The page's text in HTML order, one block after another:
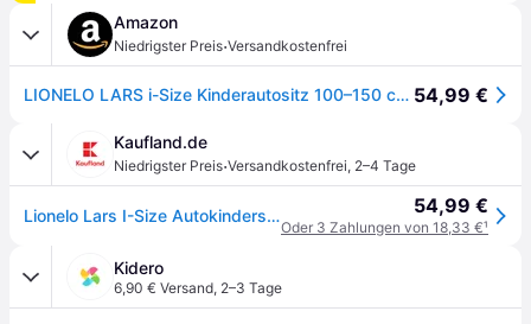
Amazon
Niedrigster Preis·Versandkostenfrei
LIONELO LARS i-Size Kinderautositz 100–150 cm, Gruppe 2 3 54,99 €
Kaufland.de
Niedrigster Preis·Versandkostenfrei, 2–4 Tage
Lionelo Lars I-Size Autokindersitz ab 3 Jahre bis 12 Jahre, ab 12 kg bis 36 kg, (Set), i-Size / 12-36kg / 100-150 cm / Memory Foam - Schwarz Grau 54,99 €
Oder 3 Zahlungen von 18,33 €¹
Kidero
6,90 € Versand, 2–3 Tage